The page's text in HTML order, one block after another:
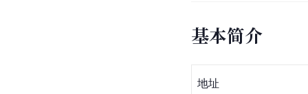
基本简介
地址